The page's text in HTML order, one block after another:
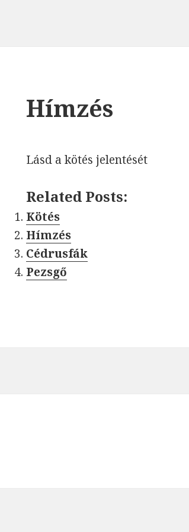
Hímzés
Lásd a kötés jelentését
Related Posts:
Kötés
Hímzés
Cédrusfák
Pezsgő